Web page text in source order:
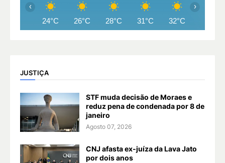
24°C 26°C 28°C 31°C 32°C
‹ ›
JUSTIÇA
STF muda decisão de Moraes e
reduz pena de condenada por 8 de
janeiro
Agosto 07, 2026
CNJ afasta ex-juíza da Lava Jato
por dois anos